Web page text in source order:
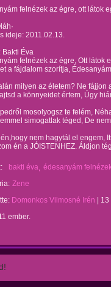
felnézek az égre, ott látok
ideje: 2011.02.13.
Bakti Éva
felnézek az égre, Ott látok
a fájdalom szorítja,
milyen az életem? Ne fájjon
a könnyeidet értem, Úgy
mosolyogsz te felém,
simogatlak téged, De
nem hagytál el engem,
én a JÓISTENHEZ. Áldjon
bakti éva édesanyám
Zene
Domonkos Vilmosné Irén
13
ember.